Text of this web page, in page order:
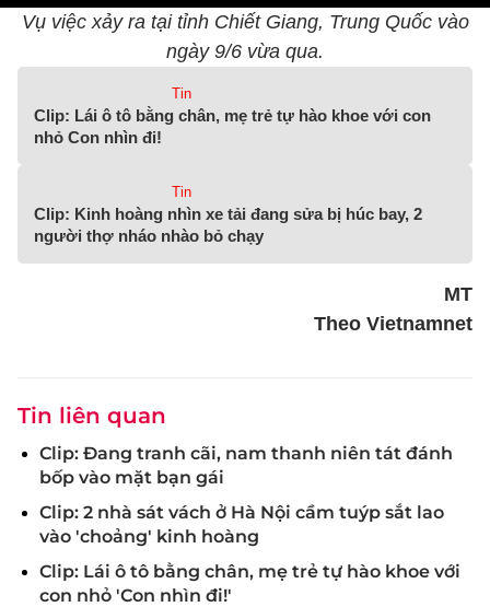
Vụ việc xảy ra tại tỉnh Chiết Giang, Trung Quốc vào
ngày 9/6 vừa qua.
Tin
Clip: Lái ô tô bằng chân, mẹ trẻ tự hào khoe với con
nhỏ Con nhìn đi!
Tin
Clip: Kinh hoàng nhìn xe tải đang sửa bị húc bay, 2
người thợ nháo nhào bỏ chạy
MT
Theo Vietnamnet
Tin liên quan
Clip: Đang tranh cãi, nam thanh niên tát đánh
bốp vào mặt bạn gái
Clip: 2 nhà sát vách ở Hà Nội cầm tuýp sắt lao
vào 'choảng' kinh hoàng
Clip: Lái ô tô bằng chân, mẹ trẻ tự hào khoe với
con nhỏ 'Con nhìn đi!'